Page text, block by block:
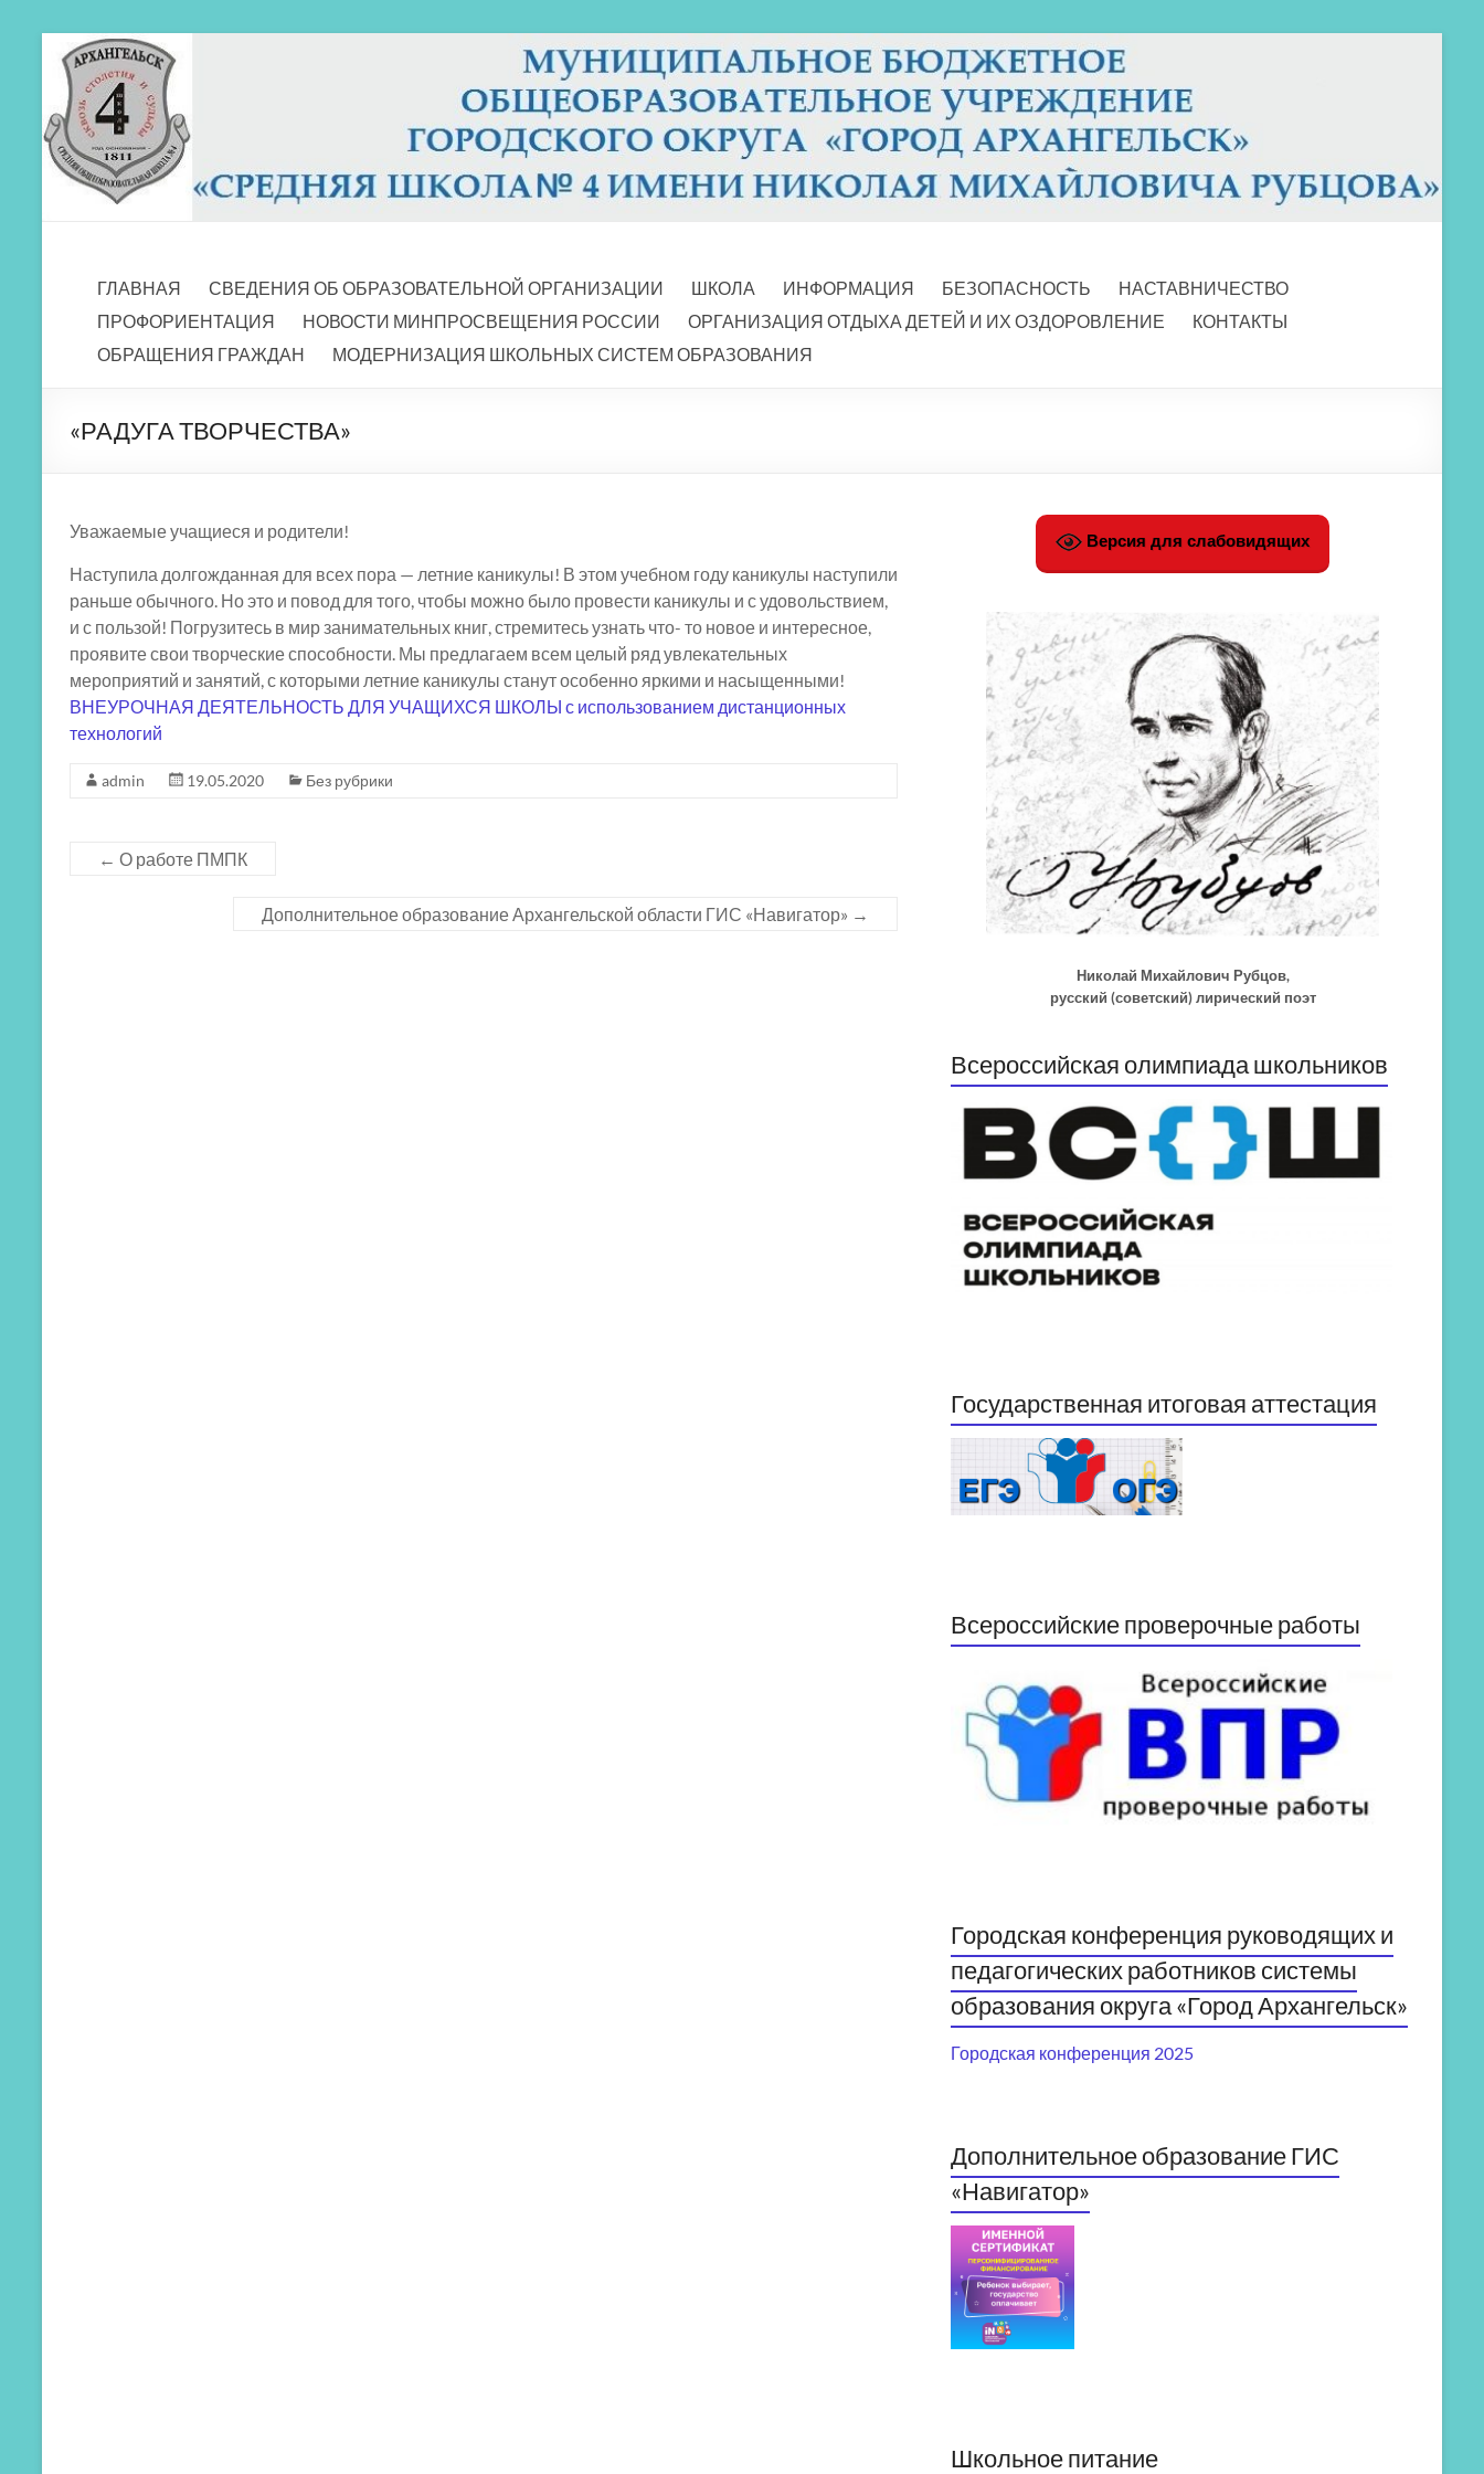
Перейти
содержимому
МБОУ СШ 4
ГЛАВНАЯ
СВЕДЕНИЯ ОБ ОБРАЗОВАТЕЛЬНОЙ ОРГАНИЗАЦИИ ШКОЛА ИНФОРМАЦИЯ БЕЗОПАСНОСТЬ
НАСТАВНИЧЕСТВО
ПРОФОРИЕНТАЦИЯ
НОВОСТИ МИНПРОСВЕЩЕНИЯ РОССИИ ОРГАНИЗАЦИЯ ОТДЫХА ДЕТЕЙ И ИХ ОЗДОРОВЛЕНИЕ
КОНТАКТЫ
ОБРАЩЕНИЯ ГРАЖДАН
МОДЕРНИЗАЦИЯ ШКОЛЬНЫХ СИСТЕМ ОБРАЗОВАНИЯ
«РАДУГА ТВОРЧЕСТВА»
Уважаемые учащиеся и родители!
Наступила долгожданная для всех пора — летние каникулы! В этом учебном году каникулы наступили
раньше обычного. Но это и повод для того, чтобы можно было провести каникулы и с удовольствием,
и с пользой! Погрузитесь в мир занимательных книг, стремитесь узнать что- то новое и интересное,
проявите свои творческие способности. Мы предлагаем всем целый ряд увлекательных
мероприятий и занятий, с которыми летние каникулы станут особенно яркими и насыщенными!
ВНЕУРОЧНАЯ ДЕЯТЕЛЬНОСТЬ ДЛЯ УЧАЩИХСЯ ШКОЛЫ с использованием дистанционных
технологий
admin 19.05.2020 Без рубрики
← О работе ПМПК
Дополнительное образование Архангельской области ГИС «Навигатор» →
Версия для слабовидящих
Николай Михайлович Рубцов,
русский (советский) лирический поэт
Всероссийская олимпиада школьников
Государственная итоговая аттестация
Всероссийские проверочные работы
Городская конференция руководящих и
педагогических работников системы
образования округа «Город Архангельск»
Городская конференция 2025
Дополнительное образование ГИС
«Навигатор»
Школьное питание